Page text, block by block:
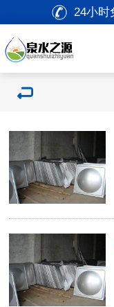
24小时